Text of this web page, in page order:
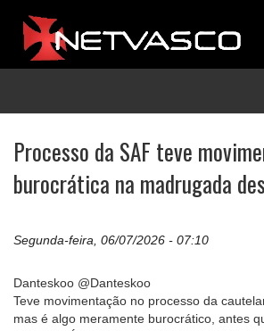
Processo da SAF teve
burocrática na madrugada
Segunda-feira, 06/07/2026 - 07:10
Danteskoo @Danteskoo
Teve movimentação no processo da
mas é algo meramente burocrático, antes